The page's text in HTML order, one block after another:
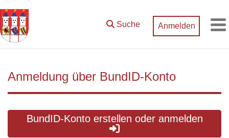
Zum Hauptinhalt springen
Suche Anmelden
Anmeldung über BundID-Konto
BundID-Konto erstellen oder anmelden